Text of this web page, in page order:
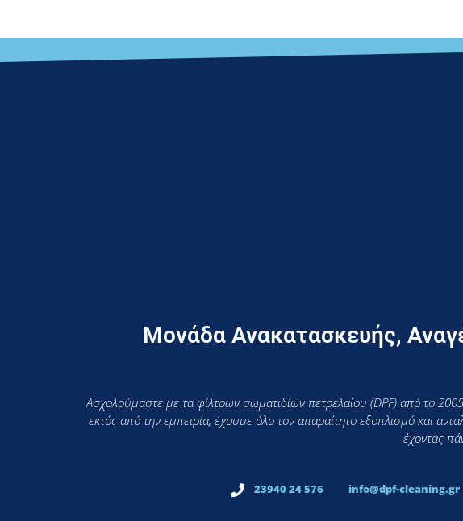
Μονάδα Ανακατασκευής,
Ασχολούμαστε με τα φίλτρων σωματιδίων πετρελαίου (DPF) από το
εκτός από την εμπειρία, έχουμε όλο τον απαραίτητο εξοπλισμό και
έχοντας
23940 24 576 info@dpf-cleaning.gr